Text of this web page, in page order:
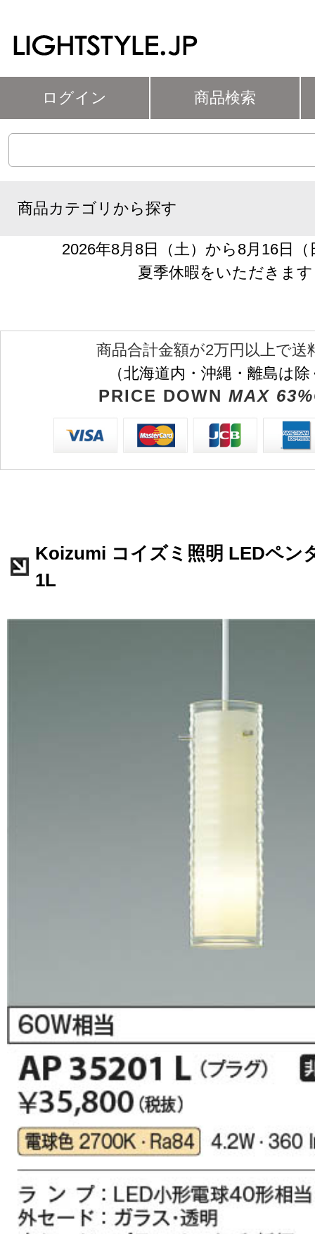
ログイン 商品検索
商品カテゴリから探す
2026年8月8日（土）から8月16日
夏季休暇をいただきます
商品合計金額が2万円以上で送
（北海道内・沖縄・離島は
PRICE DOWN MAX
Koizumi コイズミ照明 LEDペン
1L